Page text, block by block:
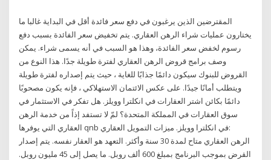
المقترضين الذين يرغبون في دفع سعر فائدة أقل في البداية غالبا ما
يختارون عمليات شراء الرهن العقاري. يتم تخفيض سعر الفائدة بسبب دفع
رسوم لخفض سعر الفائدة، وهذا هو السبب في أنه يسمى شراء. يمكن
وصف برامج قروض الرهن العقاري لفترة طويلة جدًا. هذا النوع من
القروض للبنوك سيكون دائمًا جذابًا للغاية ، حيث يتم إصداره لفترة طويلة
ويتطلب أمانًا جيدًا. على عكس الائتمان الاستهلاكي ، فإنه يكون مصحوبًا
دائمًا بكائن اشتر العقارات في انكلترا وويلز. هل تفكر في الاستثمار في
سوق العقارات في المملكة المتحدة؟ لمّ لا تستفد إذاً من خدمة الرهن
العقاري التي يوفرها qnb في انكلترا وويلز. ميزات التمويل العقاري:
الرهن العقاري متاح لمدة 30 سنة وأكثر. التعهد هو العقار نفسه. يتم إصدار
القرض بموجب البرنامج بمبلغ 600 ألف روبل. ما يصل إلى 45 مليون روبل.